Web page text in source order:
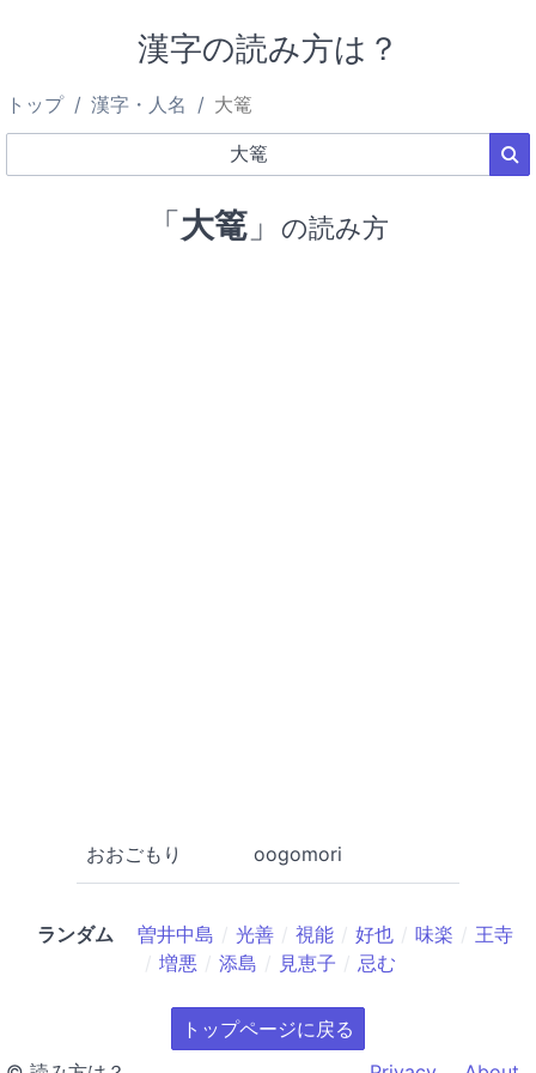
漢字の読み方は？
トップ 漢字・人名 大篭
「大篭 」 の読み方
おおごもり oogomori
ランダム 曽井中島 光善 視能 好也 味楽
王寺
増悪
添島 見恵子 忌む
トップページに戻る